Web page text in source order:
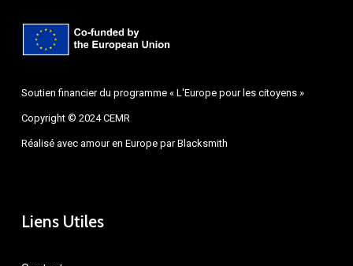
Soutien financier du programme « L'Europe pour les citoyens »
Copyright © 2024 CEMR
Réalisé avec amour en Europe parBlacksmith
Liens Utiles